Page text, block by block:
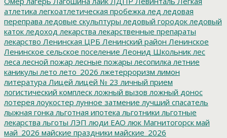
атлетика легкоатлетическая пробежка лед ледовая
переправа ледовые скульптуры ледовый городок ледовый
каток ледоход лекарства лекарственные препараты
лекарство Ленинская ЦРБ Ленинский район Ленинское
Ленинское сельское поселение Леонид Школьник лес
леса лесной пожар лесные пожары лесопилка летние
каникулы лето лето_2026 лжетерроризм лимон
литература Лицей лицей № 23 личный прием
логистический комплеск ложный вызов ложный донос
лотерея лоукостер лунное затмение лучший спасатель
лыжная гонка льготная ипотека льготники льготные
лекарства льготы ЛЭП люди ЕАО люк Магнитогорск май
май_2026 майские праздники майские_2026